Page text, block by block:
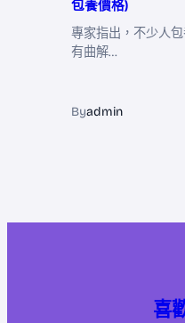
包養價格)
專家指出，不少人
有曲解…
Byadmin
喜